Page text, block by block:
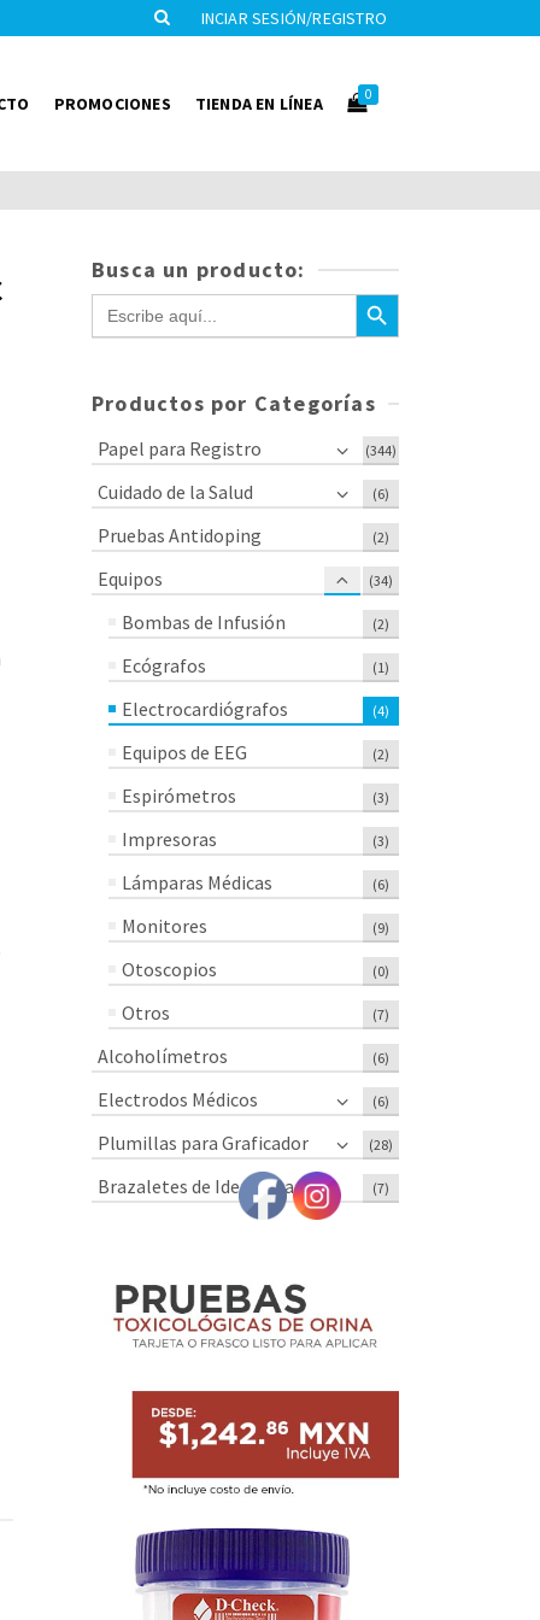
INCIAR SESIÓN/REGISTRO
PROMOCIONES TIENDA EN LÍNEA 0
Busca un producto:
Buscar: Botón de búsqueda
Productos por Categorías
Papel para Registro (344)
Cuidado de la Salud (6)
Pruebas Antidoping (2)
Equipos (34)
Bombas de Infusión (2)
Ecógrafos (1)
Electrocardiógrafos (4)
Equipos de EEG (2)
Espirómetros (3)
Impresoras (3)
Lámparas Médicas (6)
Monitores (9)
Otoscopios (0)
Otros (7)
Alcoholímetros (6)
Electrodos Médicos (6)
Plumillas para Graficador (28)
Brazaletes de Identificación (7)